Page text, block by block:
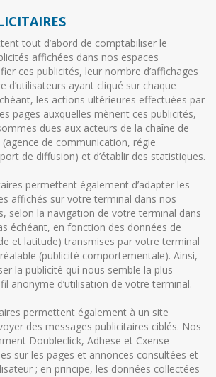
tout d’abord de comptabiliser le
affichées dans nos espaces
ces publicités, leur nombre d’affichages
d’utilisateurs ayant cliqué sur chaque
les actions ultérieures effectuées par
pages auxquelles mènent ces publicités,
dues aux acteurs de la chaîne de
de communication, régie
de diffusion) et d’établir des statistiques.
permettent également d’adapter les
affichés sur votre terminal dans nos
selon la navigation de votre terminal dans
échéant, en fonction des données de
et latitude) transmises par votre terminal
(publicité comportementale). Ainsi,
la publicité qui nous semble la plus
anonyme d’utilisation de votre terminal.
permettent également à un site
des messages publicitaires ciblés. Nos
Doubleclick, Adhese et Cxense
sur les pages et annonces consultées et
; en principe, les données collectées